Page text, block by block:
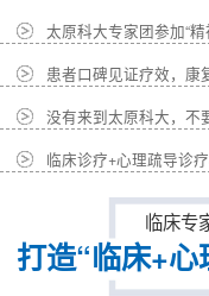
太原科大专家团参加“
患者口碑见证疗效，康
没有来到太原科大，不
临床诊疗+心理疏导诊
临床专
打造“临床+